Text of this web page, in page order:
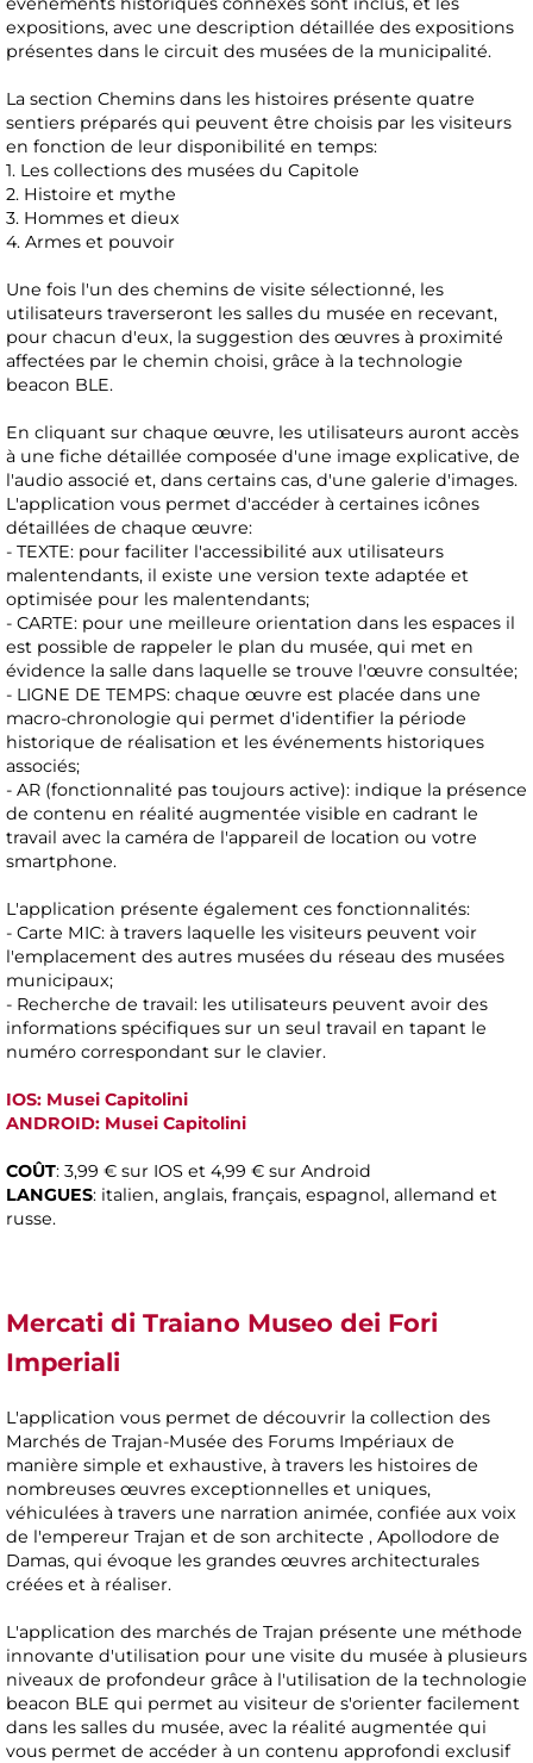
expositions, avec une description détaillée des expositions
présentes dans le circuit des musées de la municipalité.
La section Chemins dans les histoires présente quatre
sentiers préparés qui peuvent être choisis par les visiteurs
en fonction de leur disponibilité en temps:
1. Les collections des musées du Capitole
2. Histoire et mythe
3. Hommes et dieux
4. Armes et pouvoir
Une fois l'un des chemins de visite sélectionné, les
utilisateurs traverseront les salles du musée en recevant,
pour chacun d'eux, la suggestion des œuvres à proximité
affectées par le chemin choisi, grâce à la technologie
beacon BLE.
En cliquant sur chaque œuvre, les utilisateurs auront accès
à une fiche détaillée composée d'une image explicative, de
l'audio associé et, dans certains cas, d'une galerie d'images.
L'application vous permet d'accéder à certaines icônes
détaillées de chaque œuvre:
- TEXTE: pour faciliter l'accessibilité aux utilisateurs
malentendants, il existe une version texte adaptée et
optimisée pour les malentendants;
- CARTE: pour une meilleure orientation dans les espaces il
est possible de rappeler le plan du musée, qui met en
évidence la salle dans laquelle se trouve l'œuvre consultée;
- LIGNE DE TEMPS: chaque œuvre est placée dans une
macro-chronologie qui permet d'identifier la période
historique de réalisation et les événements historiques
associés;
- AR (fonctionnalité pas toujours active): indique la présence
de contenu en réalité augmentée visible en cadrant le
travail avec la caméra de l'appareil de location ou votre
smartphone.
L'application présente également ces fonctionnalités:
- Carte MIC: à travers laquelle les visiteurs peuvent voir
l'emplacement des autres musées du réseau des musées
municipaux;
- Recherche de travail: les utilisateurs peuvent avoir des
informations spécifiques sur un seul travail en tapant le
numéro correspondant sur le clavier.
IOS: Musei Capitolini
ANDROID: Musei Capitolini
COÛT: 3,99 € sur IOS et 4,99 € sur Android
LANGUES: italien, anglais, français, espagnol, allemand et
russe.
Mercati di Traiano Museo dei Fori
Imperiali
L'application vous permet de découvrir la collection des
Marchés de Trajan-Musée des Forums Impériaux de
manière simple et exhaustive, à travers les histoires de
nombreuses œuvres exceptionnelles et uniques,
véhiculées à travers une narration animée, confiée aux voix
de l'empereur Trajan et de son architecte , Apollodore de
Damas, qui évoque les grandes œuvres architecturales
créées et à réaliser.
L'application des marchés de Trajan présente une méthode
innovante d'utilisation pour une visite du musée à plusieurs
niveaux de profondeur grâce à l'utilisation de la technologie
beacon BLE qui permet au visiteur de s'orienter facilement
dans les salles du musée, avec la réalité augmentée qui
vous permet de accéder à un contenu approfondi exclusif